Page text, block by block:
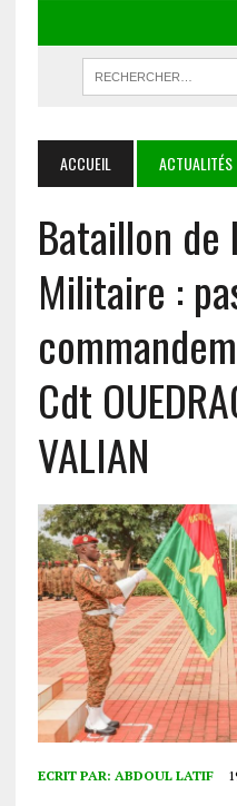
ACCUEIL ACTUALITÉS
Bataillon de
Militaire :
Cdt
VALIAN
ECRIT PAR: ABDOUL LATIF